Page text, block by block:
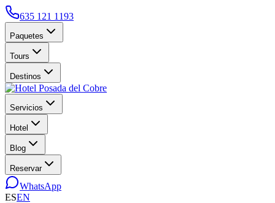
635 121 1193
Paquetes
Tours
Destinos
Servicios
Hotel
Blog
Reservar
WhatsApp
ESEN